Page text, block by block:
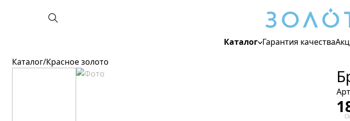
Каталог
Категория
Гарантия качества
Каталог/Красное золото